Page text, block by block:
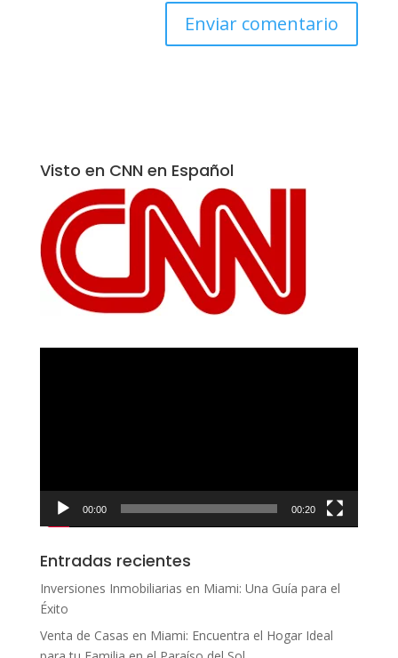
Visto en CNN en Español
00:00 00:20
Entradas recientes
Inversiones Inmobiliarias en Miami: Una Guía para el
Éxito
Venta de Casas en Miami: Encuentra el Hogar Ideal